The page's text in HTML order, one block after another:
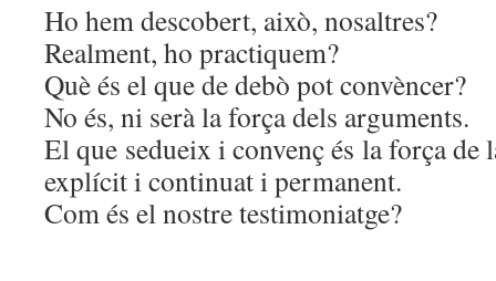
Ho hem descobert, això, nosaltres?
Realment, ho practiquem?
Què és el que de debò pot convèncer?
No és, ni serà la força dels arguments.
El que sedueix i convenç és la força de
explícit i continuat i permanent.
Com és el nostre testimoniatge?